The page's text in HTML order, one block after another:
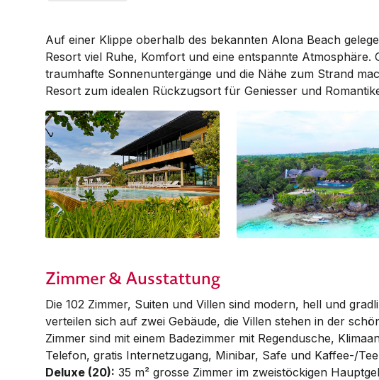
Auf einer Klippe oberhalb des bekannten Alona Beach
Resort viel Ruhe, Komfort und eine entspannte Atmosphäre.
traumhafte Sonnenuntergänge und die Nähe zum Strand
Resort zum idealen Rückzugsort für Geniesser und
Zimmer & Ausstattung
Die 102 Zimmer, Suiten und Villen sind mo­dern, hell und
verteilen sich auf zwei Gebäude, die Villen stehen in der
Zimmer sind mit einem Bade­zimmer mit Regen­­­dusche,
Telefon, gratis Inter­net­­zugang, Minibar, Safe und Kaffee-­/
Deluxe (20): 35 m² grosse Zimmer im zweistöckigen